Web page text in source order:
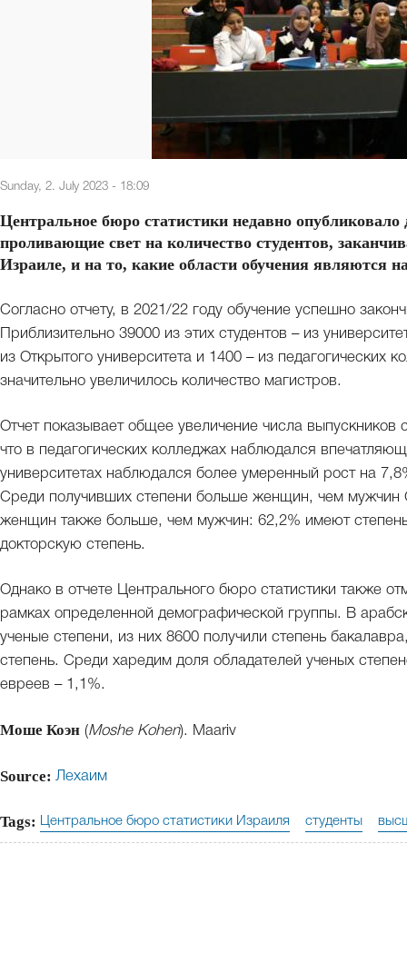
Sunday, 2. July 2023 - 18:09
Центральное бюро статистики недавно опубликовало
проливающие свет на количество студентов,
Израиле, и на то, какие области обучения являются
Согласно отчету, в 2021/22 году обучение успешно
Приблизительно 39000 из этих студентов – из
из Открытого университета и 1400 – из педагогических
значительно увеличилось количество магистров.
Отчет показывает общее увеличение числа
что в педагогических колледжах наблюдался
университетах наблюдался более умеренный рост на
Среди получивших степени больше женщин, чем мужчин
женщин также больше, чем мужчин: 62,2% имеют
докторскую степень.
Однако в отчете Центрального бюро статистики также
рамках определенной демографической группы. В
ученые степени, из них 8600 получили степень
степень. Среди харедим доля обладателей ученых
евреев – 1,1%.
Моше Коэн (Moshe Kohen). Maariv
Source: Лехаим
Tags: Центральное бюро статистики Израиля студенты